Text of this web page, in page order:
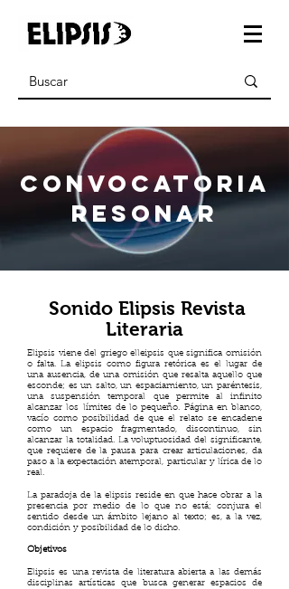
CONVOCATORIA
resonar
Sonido Elipsis Revista
Literaria
Elipsis viene del griego elleipsis que significa omisión
o falta. La elipsis como figura retórica es el lugar de
una ausencia, de una omisión que resalta aquello que
esconde; es un salto, un espaciamiento, un paréntesis,
una suspensión temporal que permite al infinito
alcanzar los límites de lo pequeño. Página en blanco,
vacío como posibilidad de que el relato se encadene
como un espacio fragmentado, discontinuo, sin
alcanzar la totalidad. La voluptuosidad del significante,
que requiere de la pausa para crear articulaciones, da
paso a la expectación atemporal, particular y lírica de lo
real.
La paradoja de la elipsis reside en que hace obrar a la
presencia por medio de lo que no está; conjura el
sentido desde un ámbito lejano al texto; es, a la vez,
condición y posibilidad de lo dicho.
Objetivos
Elipsis es una revista de literatura abierta a las demás
disciplinas artísticas que busca generar espacios de